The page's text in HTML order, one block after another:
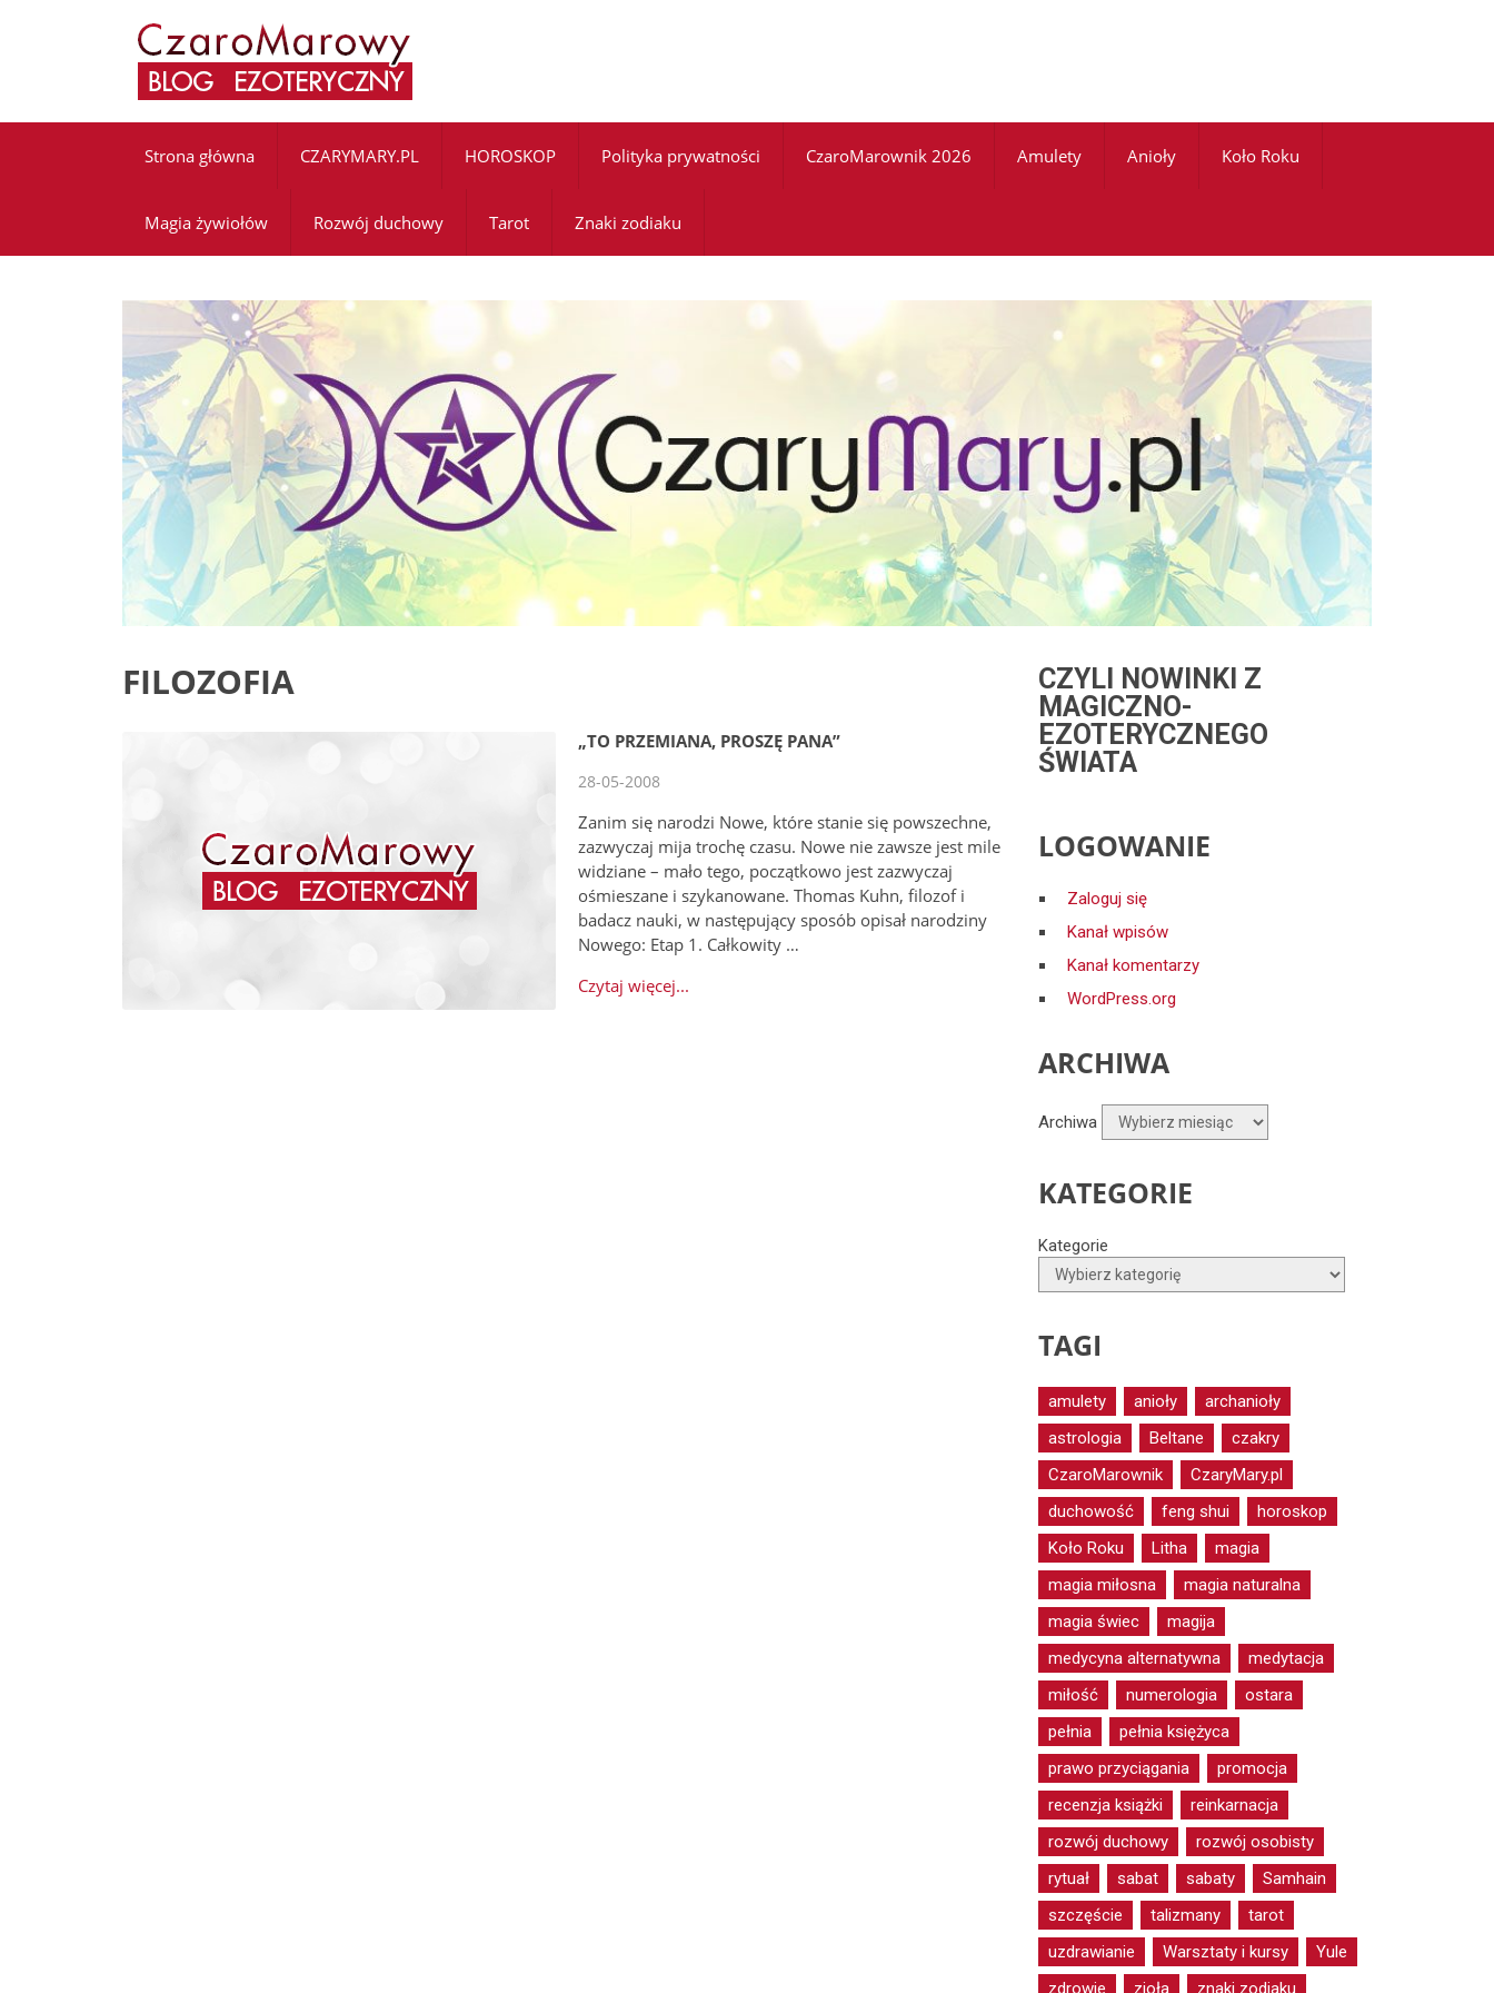
Strona główna CZARYMARY.PL HOROSKOP Polityka prywatności CzaroMarownik 2026 Amulety Anioły Koło Roku
Magia żywiołów Rozwój duchowy Tarot Znaki zodiaku
FILOZOFIA
„TO PRZEMIANA, PROSZĘ PANA”
28-05-2008
Zanim się narodzi Nowe, które stanie się powszechne,
zazwyczaj mija trochę czasu. Nowe nie zawsze jest mile
widziane – mało tego, początkowo jest zazwyczaj
ośmieszane i szykanowane. Thomas Kuhn, filozof i
badacz nauki, w następujący sposób opisał narodziny
Nowego: Etap 1. Całkowity …
Czytaj więcej...
CZYLI NOWINKI Z
MAGICZNO-
EZOTERYCZNEGO
ŚWIATA
LOGOWANIE
Zaloguj się
Kanał wpisów
Kanał komentarzy
WordPress.org
ARCHIWA
Archiwa
KATEGORIE
Kategorie
TAGI
amulety anioły
archanioły
astrologia
Beltane
czakry
CzaroMarownik
CzaryMary.pl
duchowość
feng shui
horoskop
Koło Roku
Litha
magia
magia miłosna
magia naturalna
magia świec
magija
medycyna alternatywna
medytacja
miłość
numerologia
ostara
pełnia
pełnia księżyca
prawo przyciągania
promocja
recenzja książki
reinkarnacja
rozwój duchowy
rozwój osobisty
rytuał
sabat sabaty
Samhain
szczęście
talizmany
tarot
uzdrawianie
Warsztaty i kursy
Yule
zdrowie
zioła znaki zodiaku